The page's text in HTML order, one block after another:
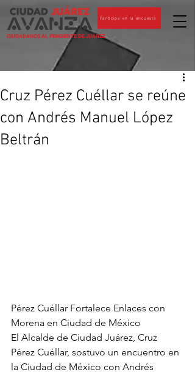
CIUDADANOS AL PENDIENTE DE JUÁREZ
Participa en la encuesta
Cruz Pérez Cuéllar se reúne
con Andrés Manuel López
Beltrán
Pérez Cuéllar Fortalece Enlaces con
Morena en Ciudad de México
El Alcalde de Ciudad Juárez, Cruz
Pérez Cuéllar, sostuvo un encuentro en
la Ciudad de México con Andrés